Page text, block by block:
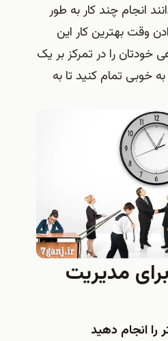
انجام چند کار به طور
وقت بهترین کار این
خودتان را در تمرکز بر یک
خوبی تمام کنید تا به
مدیریت
را انجام دهید